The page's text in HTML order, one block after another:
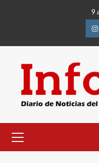
9
primario